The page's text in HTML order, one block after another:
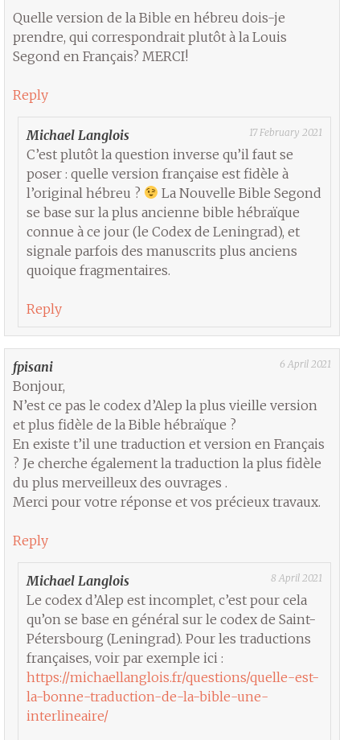
Quelle version de la Bible en hébreu dois-je
prendre, qui correspondrait plutôt à la Louis
Segond en Français? MERCI!
Reply
Michael Langlois 17 February 2021
C’est plutôt la question inverse qu’il faut se
poser : quelle version française est fidèle à
l’original hébreu ?
La Nouvelle Bible Segond
se base sur la plus ancienne bible hébraïque
connue à ce jour (le Codex de Leningrad), et
signale parfois des manuscrits plus anciens
quoique fragmentaires.
Reply
fpisani 6 April 2021
Bonjour,
N’est ce pas le codex d’Alep la plus vieille version
et plus fidèle de la Bible hébraïque ?
En existe t’il une traduction et version en Français
? Je cherche également la traduction la plus fidèle
du plus merveilleux des ouvrages .
Merci pour votre réponse et vos précieux travaux.
Reply
Michael Langlois 8 April 2021
Le codex d’Alep est incomplet, c’est pour cela
qu’on se base en général sur le codex de Saint-
Pétersbourg (Leningrad). Pour les traductions
françaises, voir par exemple ici :
https://michaellanglois.fr/questions/quelle-est-
la-bonne-traduction-de-la-bible-une-
interlineaire/